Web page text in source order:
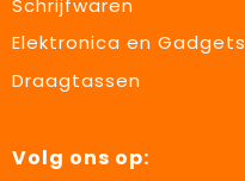
Elektronica en Gadgets
Draagtassen
Volg ons op: